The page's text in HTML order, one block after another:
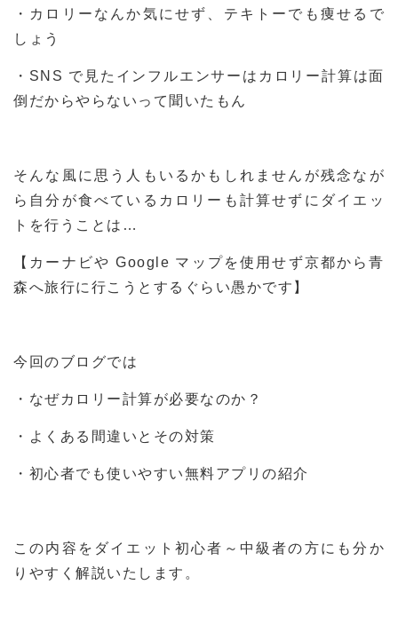
・カロリーなんか気にせず、テキトーでも痩せるで
しょう
・SNS で見たインフルエンサーはカロリー計算は面
倒だからやらないって聞いたもん
そんな風に思う人もいるかもしれませんが残念なが
ら自分が食べているカロリーも計算せずにダイエッ
トを行うことは…
【カーナビや Google マップを使用せず京都から青
森へ旅行に行こうとするぐらい愚かです】
今回のブログでは
・なぜカロリー計算が必要なのか？
・よくある間違いとその対策
・初心者でも使いやすい無料アプリの紹介
この内容をダイエット初心者～中級者の方にも分か
りやすく解説いたします。